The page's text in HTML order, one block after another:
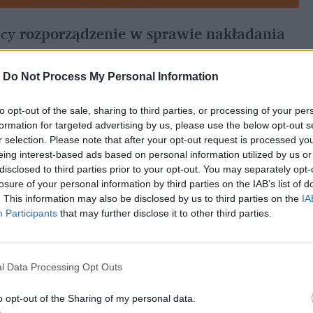
Do Not Process My Personal Information
opt-out of the sale, sharing to third parties, or processing of your
for targeted advertising by us, please use the below opt-out
selection. Please note that after your opt-out request is processed
interest-based ads based on personal information utilized by us
to third parties prior to your opt-out. You may separately
of your personal information by third parties on the IAB’s list of
This information may also be disclosed by us to third parties on the
Participants that may further disclose it to other third parties.
Data Processing Opt Outs
opt-out of the Sharing of my personal data.
rozporządzenie w sprawie nakładania
w ciągu 21 dni. Za datę przyjęcia mandatu
pokwitował jego odbiór w systemie